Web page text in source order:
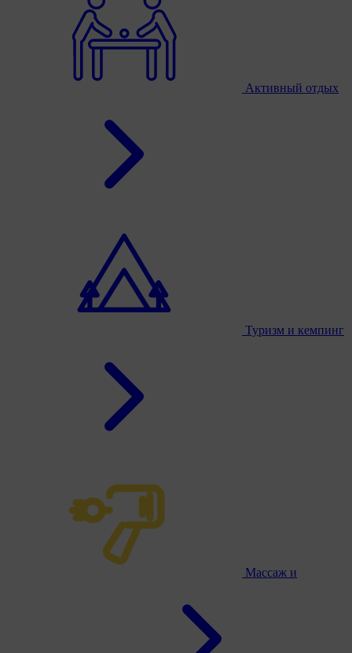
Активный отдых
Туризм и кемпинг
Массаж и